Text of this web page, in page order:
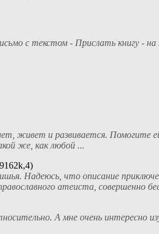
с текстом - Прислать книгу -
живет и развивается. Помогите
же, как любой ...
Надеюсь, что описание
атеиста, совершенно
А мне очень интересно